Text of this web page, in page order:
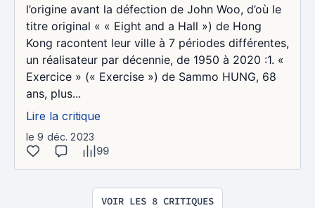
l’origine avant la défection de John Woo, d’où le
titre original « « Eight and a Hall ») de Hong
Kong racontent leur ville à 7 périodes différentes,
un réalisateur par décennie, de 1950 à 2020 :1. «
Exercice » (« Exercise ») de Sammo HUNG, 68
ans, plus...
Lire la critique
le 9 déc. 2023
99
VOIR LES 8 CRITIQUES